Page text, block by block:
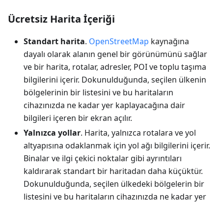
Ücretsiz Harita İçeriği
Standart harita. OpenStreetMap kaynağına
dayalı olarak alanın genel bir görünümünü sağlar
ve bir harita, rotalar, adresler, POI ve toplu taşıma
bilgilerini içerir. Dokunulduğunda, seçilen ülkenin
bölgelerinin bir listesini ve bu haritaların
cihazınızda ne kadar yer kaplayacağına dair
bilgileri içeren bir ekran açılır.
Yalnızca yollar. Harita, yalnızca rotalara ve yol
altyapısına odaklanmak için yol ağı bilgilerini içerir.
Binalar ve ilgi çekici noktalar gibi ayrıntıları
kaldırarak standart bir haritadan daha küçüktür.
Dokunulduğunda, seçilen ülkedeki bölgelerin bir
listesini ve bu haritaların cihazınızda ne kadar yer